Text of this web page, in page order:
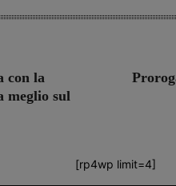
con la
meglio sul
[rp4wp limit=4]